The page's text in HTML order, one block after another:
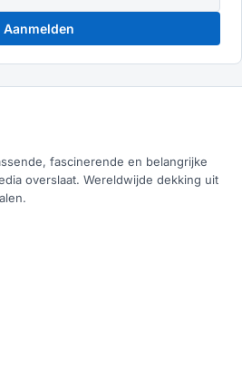
Aanmelden
fascinerende en belangrijke
overslaat. Wereldwijde dekking uit